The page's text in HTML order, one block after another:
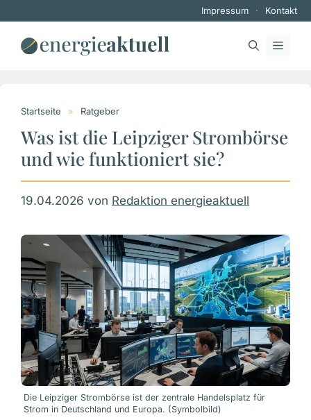
Inhalt
springen
Impressum · Kontakt
Startseite » Ratgeber
Was ist die Leipziger Strombörse
und wie funktioniert sie?
19.04.2026 von Redaktion energieaktuell
Die Leipziger Strombörse ist der zentrale Handelsplatz für
Strom in Deutschland und Europa. (Symbolbild)